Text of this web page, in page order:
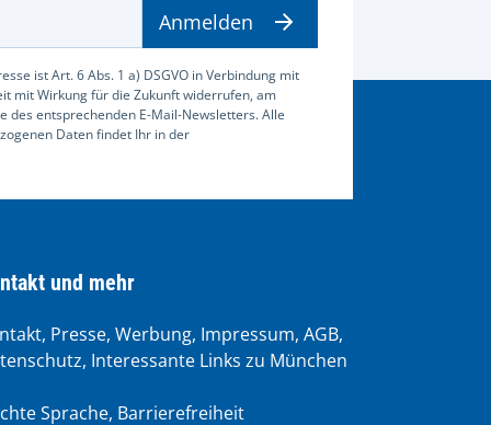
ist Art. 6 Abs. 1 a) DSGVO in Verbindung mit
mit Wirkung für die Zukunft widerrufen, am
des entsprechenden E-Mail-Newsletters. Alle
Daten findet Ihr in der
Anmelden
und mehr
Presse, Werbung, Impressum, AGB,
Interessante Links zu München
Sprache, Barrierefreiheit